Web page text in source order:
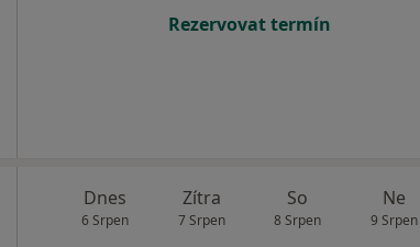
Rezervovat termín
Dnes
6 Srpen
Zítra
7 Srpen
So
8 Srpen
Ne
9 Srpen